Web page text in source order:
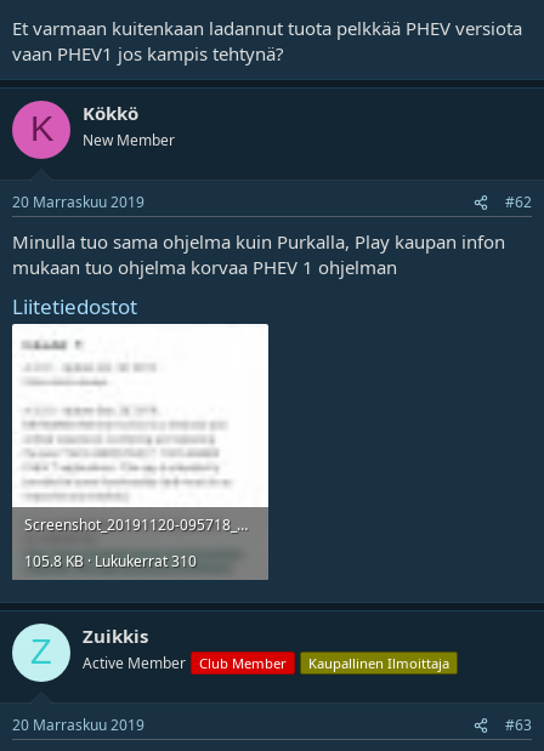
Et varmaan kuitenkaan ladannut tuota pelkkää PHEV versiota
vaan PHEV1 jos kampis tehtynä?
K Kökkö
New Member
20 Marraskuu 2019 #62
Minulla tuo sama ohjelma kuin Purkalla, Play kaupan infon
mukaan tuo ohjelma korvaa PHEV 1 ohjelman
Liitetiedostot
Screenshot_20191120-095718_Google Play Store.jpg
105.8 KB · Lukukerrat 310
Z Zuikkis
Active Member Club Member Kaupallinen Ilmoittaja
20 Marraskuu 2019 #63